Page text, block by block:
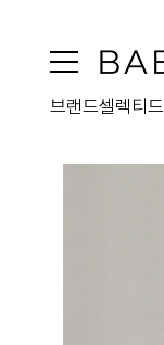
브랜드셀렉티드